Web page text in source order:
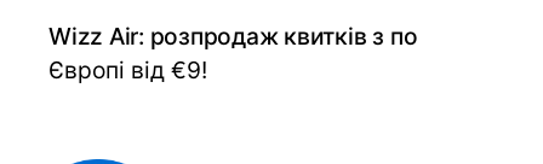
Wizz Air: розпродаж квитків з по
Європі від €9!